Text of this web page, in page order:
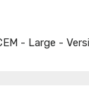
- Large -